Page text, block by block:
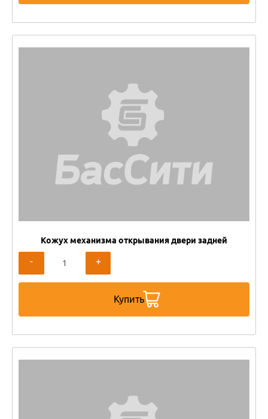
Кожух механизма открывания двери задней
- +
Купить